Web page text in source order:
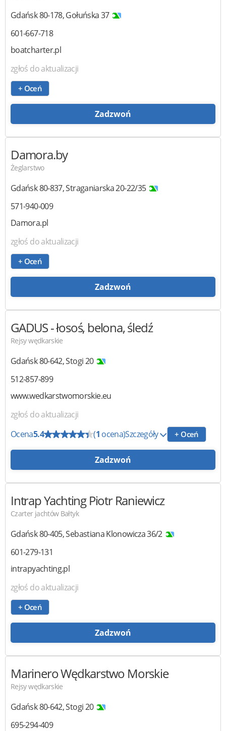
Gdańsk80-178,Gołuńska 37
601-667-718
boatcharter.pl
zgłoś do aktualizacji
+ Oceń
Zadzwoń
Damora.by
Żeglarstwo
Gdańsk80-837,Straganiarska 20-22/35
571-940-009
Damora.pl
zgłoś do aktualizacji
+ Oceń
Zadzwoń
GADUS- łosoś, belona, śledź
Rejsy wędkarskie
Gdańsk80-642,Stogi 20
512-857-899
www.wedkarstwomorskie.eu
zgłoś do aktualizacji
Ocena5.4 (1 ocena)Szczegóły + Oceń
Zadzwoń
Intrap Yachting Piotr Raniewicz
Czarter jachtów Bałtyk
Gdańsk80-405,Sebastiana Klonowicza 36/2
601-279-131
intrapyachting.pl
zgłoś do aktualizacji
+ Oceń
Zadzwoń
MarineroWędkarstwo Morskie
Rejsy wędkarskie
Gdańsk80-642,Stogi 20
695-294-409